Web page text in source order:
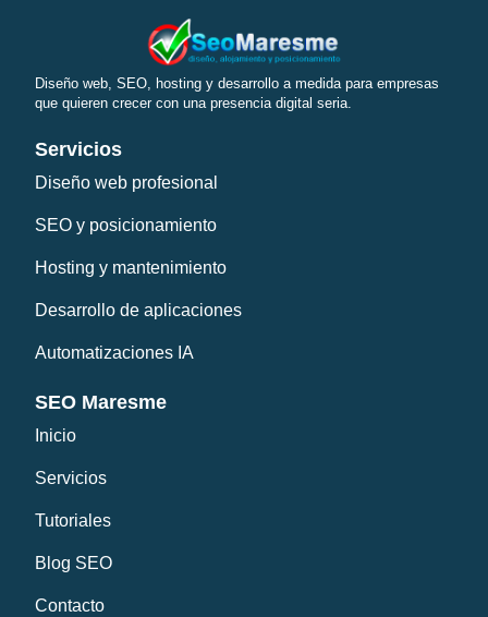
Diseño web, SEO, hosting y desarrollo a medida para empresas
que quieren crecer con una presencia digital seria.
Servicios
Diseño web profesional
SEO y posicionamiento
Hosting y mantenimiento
Desarrollo de aplicaciones
Automatizaciones IA
SEO Maresme
Inicio
Servicios
Tutoriales
Blog SEO
Contacto